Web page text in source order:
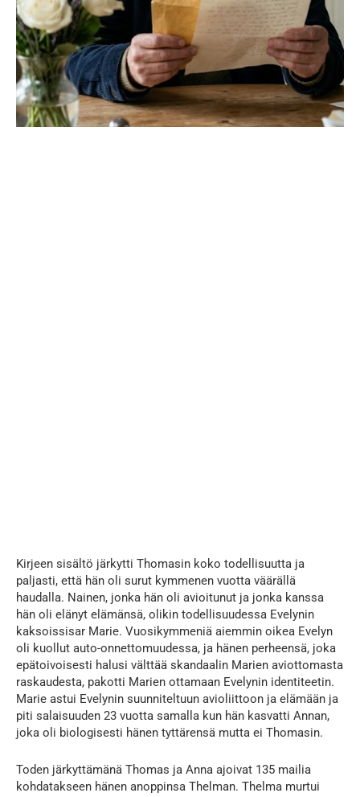
Kirjeen sisältö järkytti Thomasin koko todellisuutta ja
paljasti, että hän oli surut kymmenen vuotta väärällä
haudalla. Nainen, jonka hän oli avioitunut ja jonka kanssa
hän oli elänyt elämänsä, olikin todellisuudessa Evelynin
kaksoissisar Marie. Vuosikymmeniä aiemmin oikea Evelyn
oli kuollut auto-onnettomuudessa, ja hänen perheensä, joka
epätoivoisesti halusi välttää skandaalin Marien aviottomasta
raskaudesta, pakotti Marien ottamaan Evelynin identiteetin.
Marie astui Evelynin suunniteltuun avioliittoon ja elämään ja
piti salaisuuden 23 vuotta samalla kun hän kasvatti Annan,
joka oli biologisesti hänen tyttärensä mutta ei Thomasin.
Toden järkyttämänä Thomas ja Anna ajoivat 135 mailia
kohdatakseen hänen anoppinsa Thelman. Thelma murtui